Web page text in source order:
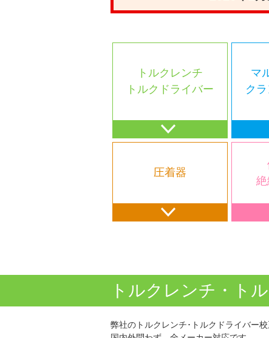
トルクレンチ
トルクドライバー
マ
ク
圧着器
トルクレンチ・ト
弊社のトルクレンチ･トルクドライバー